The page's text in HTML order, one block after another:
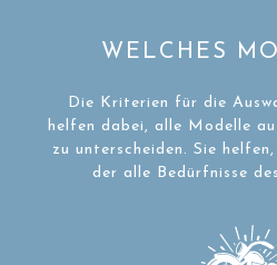
WELCHES
Die Kriterien für die
helfen dabei, alle Modelle
zu unterscheiden. Sie
der alle Bedürfnisse